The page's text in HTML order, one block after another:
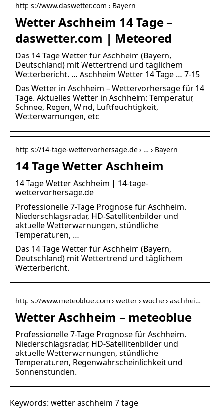
http s://www.daswetter.com › Bayern
Wetter Aschheim 14 Tage –
daswetter.com | Meteored
Das 14 Tage Wetter für Aschheim (Bayern,
Deutschland) mit Wettertrend und täglichem
Wetterbericht. … Aschheim Wetter 14 Tage … 7-15
Das Wetter in Aschheim – Wettervorhersage für 14
Tage. Aktuelles Wetter in Aschheim: Temperatur,
Schnee, Regen, Wind, Luftfeuchtigkeit,
Wetterwarnungen, etc
http s://14-tage-wettervorhersage.de › … › Bayern
14 Tage Wetter Aschheim
14 Tage Wetter Aschheim | 14-tage-
wettervorhersage.de
Professionelle 7-Tage Prognose für Aschheim.
Niederschlagsradar, HD-Satellitenbilder und
aktuelle Wetterwarnungen, stündliche
Temperaturen, …
Das 14 Tage Wetter für Aschheim (Bayern,
Deutschland) mit Wettertrend und täglichem
Wetterbericht.
http s://www.meteoblue.com › wetter › woche › aschhei…
Wetter Aschheim – meteoblue
Professionelle 7-Tage Prognose für Aschheim.
Niederschlagsradar, HD-Satellitenbilder und
aktuelle Wetterwarnungen, stündliche
Temperaturen, Regenwahrscheinlichkeit und
Sonnenstunden.
Keywords: wetter aschheim 7 tage